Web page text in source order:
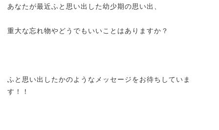
あなたが最近ふと思い出した幼少期の思い出、
重大な忘れ物やどうでもいいことはありますか？
ふと思い出したかのようなメッセージをお待ちしていま
す！！